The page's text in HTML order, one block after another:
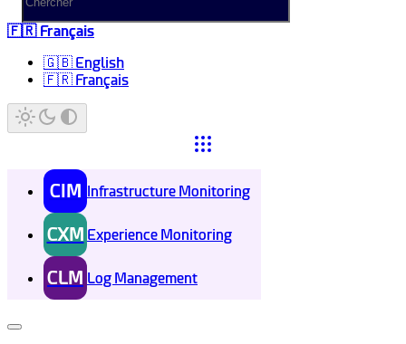
🇫🇷 Français
🇬🇧 English
🇫🇷 Français
CIM Infrastructure Monitoring
CXM Experience Monitoring
CLM Log Management